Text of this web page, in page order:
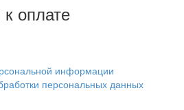
оплате
информации
персональных данных